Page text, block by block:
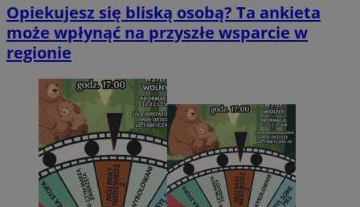
Opiekujesz się bliską osobą? Ta ankieta
może wpłynąć na przyszłe wsparcie w
regionie